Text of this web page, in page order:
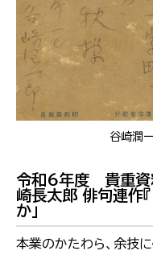
谷崎潤
令和6年度 貴重資
崎長太郎 俳句連作
か」
本業のかたわら、余技